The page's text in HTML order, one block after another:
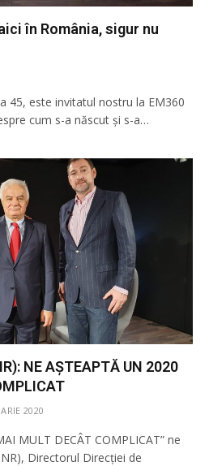
în România, sigur nu
45, este invitatul nostru la EM360
cum s-a născut și s-a…
NE AȘTEAPTĂ UN 2020
2020
MULT DECÂT COMPLICAT” ne
Directorul Direcţiei de